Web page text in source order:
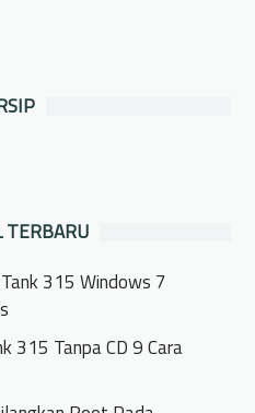
TERBARU
315 Windows 7
315 Tanpa CD 9 Cara